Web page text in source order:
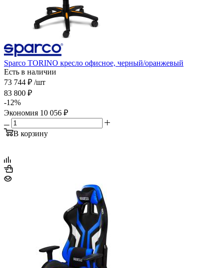
Sparco TORINO кресло офисное, черный/оранжевый
Есть в наличии
73 744 ₽ /шт
83 800 ₽
-12%
Экономия 10 056 ₽
В корзину